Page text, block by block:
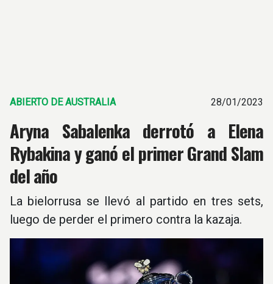
ABIERTO DE AUSTRALIA 28/01/2023
Aryna Sabalenka derrotó a Elena
Rybakina y ganó el primer Grand Slam
del año
La bielorrusa se llevó al partido en tres sets,
luego de perder el primero contra la kazaja.